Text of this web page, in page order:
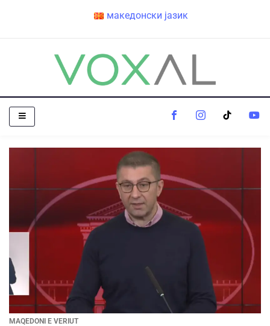
македонски јазик
MAQEDONI E VERIUT